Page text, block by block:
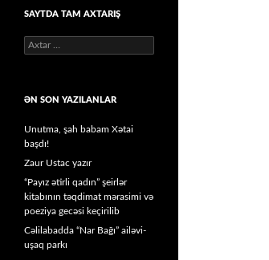
SAYTDA TAM AXTARIŞ
Axtarış:
ƏN SON YAZILANLAR
Unutma, şah babam Xətai
başdı!
Zaur Ustac yazır
“Payız ətirli qadın” şeirlər
kitabının təqdimat mərasimi və
poeziya gecəsi keçirilib
Cəlilabadda “Nar Bağı” ailəvi-
uşaq parkı